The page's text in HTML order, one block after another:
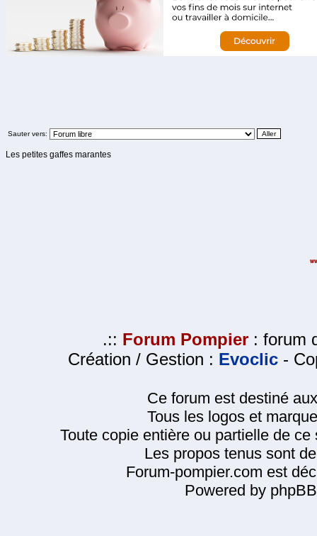
Sauter vers:
Les petites gaffes marantes
.:: Forum Pompier : forum
Création / Gestion : Evoclic -
Ce forum est destiné
Tous les logos et
Toute copie entière ou partielle de
Les propos tenus sont
Forum-pompier.com est
Powered by